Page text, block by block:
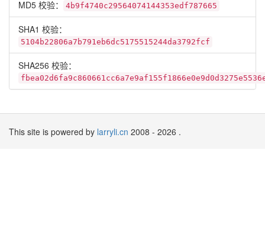
MD5 校验： 4b9f4740c29564074144353edf787665
SHA1 校验：
5104b22806a7b791eb6dc5175515244da3792fcf
SHA256 校验：
This site is powered by larryli.cn 2008 - 2026 .